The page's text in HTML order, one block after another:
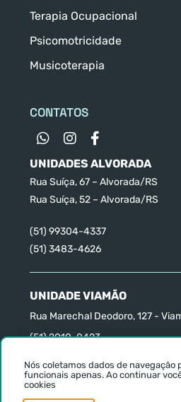
Terapia Ocupacional
Psicomotricidade
Musicoterapia
CONTATOS
UNIDADES ALVORADA
Rua Suíça, 67 – Alvorada/RS
Rua Suíça, 52 – Alvorada/RS
(51) 99304-4337
(51) 3483-4626
UNIDADE VIAMÃO
Rua Marechal Deodoro, 127 -
(51) 2010-0423
© 2026 PsicoEnvolver. Todos
Imagens e vetores por
Nós coletamos dados de navegação
funcionais apenas. Ao continuar
cookies